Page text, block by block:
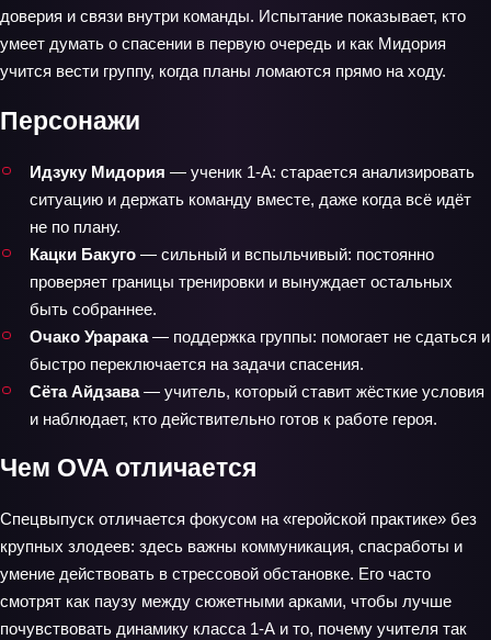
доверия и связи внутри команды. Испытание показывает, кто
умеет думать о спасении в первую очередь и как Мидория
учится вести группу, когда планы ломаются прямо на ходу.
Персонажи
Идзуку Мидория — ученик 1‑А: старается анализировать
ситуацию и держать команду вместе, даже когда всё идёт
не по плану.
Кацки Бакуго — сильный и вспыльчивый: постоянно
проверяет границы тренировки и вынуждает остальных
быть собраннее.
Очако Урарака— поддержка группы: помогает не сдаться и
быстро переключается на задачи спасения.
Сёта Айдзава— учитель, который ставит жёсткие условия
и наблюдает, кто действительно готов к работе героя.
Чем OVA отличается
Спецвыпуск отличается фокусом на «геройской практике» без
крупных злодеев: здесь важны коммуникация, спасработы и
умение действовать в стрессовой обстановке. Его часто
смотрят как паузу между сюжетными арками, чтобы лучше
почувствовать динамику класса 1‑А и то, почему учителя так